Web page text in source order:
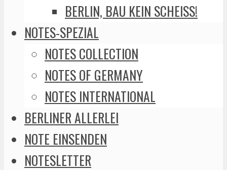
BERLIN, BAU KEIN SCHEISS!
NOTES-SPEZIAL
NOTES COLLECTION
NOTES OF GERMANY
NOTES INTERNATIONAL
BERLINER ALLERLEI
NOTE EINSENDEN
NOTESLETTER